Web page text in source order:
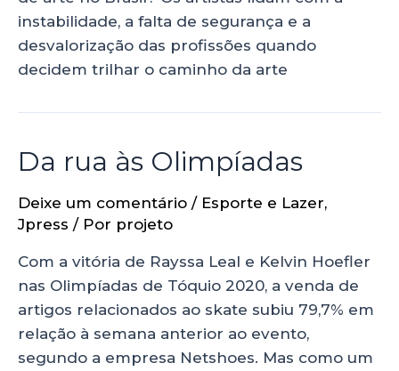
instabilidade, a falta de segurança e a
desvalorização das profissões quando
decidem trilhar o caminho da arte
Da rua às Olimpíadas
Deixe um comentário / Esporte e Lazer,
Jpress / Por projeto
Com a vitória de Rayssa Leal e Kelvin Hoefler
nas Olimpíadas de Tóquio 2020, a venda de
artigos relacionados ao skate subiu 79,7% em
relação à semana anterior ao evento,
segundo a empresa Netshoes. Mas como um